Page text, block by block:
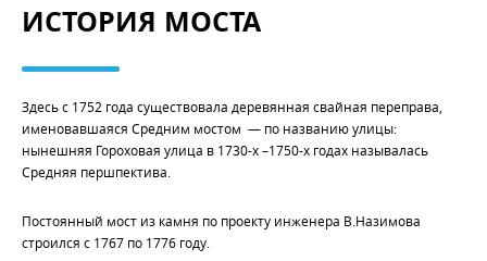
ИСТОРИЯ МОСТА
Здесь с 1752 года существовала деревянная свайная переправа,
именовавшаяся Средним мостом — по названию улицы:
нынешняя Гороховая улица в 1730-х –1750-х годах называлась
Средняя першпектива.
Постоянный мост из камня по проекту инженера В.Назимова
строился с 1767 по 1776 году.